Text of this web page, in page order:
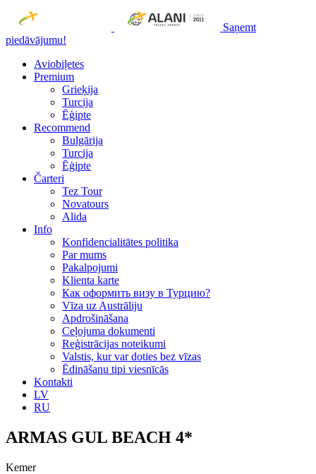
Saņemt
piedāvājumu!
Aviobiļetes
Premium
Grieķija
Turcija
Ēģipte
Recommend
Bulgārija
Turcija
Ēģipte
Čarteri
Tez Tour
Novatours
Alida
Info
Konfidencialitātes politika
Par mums
Рakalpojumi
Klienta karte
Как оформить визу в Турцию?
Vīza uz Austrāliju
Apdrošināšana
Ceļojuma dokumenti
Reģistrācijas noteikumi
Valstis, kur var doties bez vīzas
Ēdināšanu tipi viesnīcās
Kontakti
LV
RU
ARMAS GUL BEACH 4*
Kemer